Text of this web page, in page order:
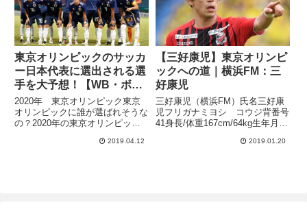
東京オリンピックのサッカ
ー日本代表に選出される選
手を大予想！【WB・ボラ
ンチ編】
2020年 東京オリンピック東京
オリンピックに誰が選ばれそうな
の？2020年の東京オリンピック
者たちは、出場を目指してJリー
2019.04.12
【三好康児】東京オリンピ
ックへの道｜横浜FM：三
好康児
三好康児（横浜FM）氏名三好康
児フリガナミヨシ コウジ背番号
41身長/体重167cm/64kg生年月日
奈川川崎フロンターレのユース出
2019.01.20